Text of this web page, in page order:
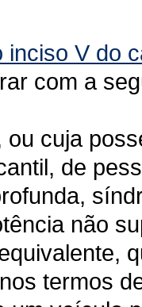
inciso V do
com a
cuja
de
não
termos